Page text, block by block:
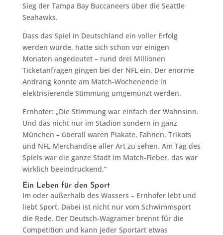
Sieg der Tampa Bay Buccaneers über die Seattle
Seahawks.
Dass das Spiel in Deutschland ein voller Erfolg
werden würde, hatte sich schon vor einigen
Monaten angedeutet – rund drei Millionen
Ticketanfragen gingen bei der NFL ein. Der enorme
Andrang konnte am Match-Wochenende in
elektrisierende Stimmung umgemünzt werden.
Ernhofer: „Die Stimmung war einfach der Wahnsinn.
Und das nicht nur im Stadion sondern in ganz
München – überall waren Plakate, Fahnen, Trikots
und NFL-Merchandise aller Art zu sehen. Am Tag des
Spiels war die ganze Stadt im Match-Fieber, das war
wirklich beeindruckend.“
Ein Leben für den Sport
Im oder außerhalb des Wassers – Ernhofer lebt und
liebt Sport. Dabei ist nicht nur vom Schwimmsport
die Rede. Der Deutsch-Wagramer brennt für die
Competition und kann jeder Sportart etwas